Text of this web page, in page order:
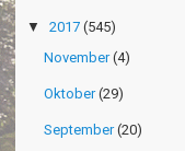
▼ 2017 (545)
November(4)
Oktober(29)
September(20)